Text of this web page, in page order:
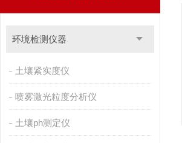
环境检测仪器
土壤紧实度仪
喷雾激光粒度分析仪
土壤ph测定仪